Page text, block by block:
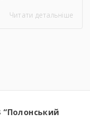
з
Читати детальніше